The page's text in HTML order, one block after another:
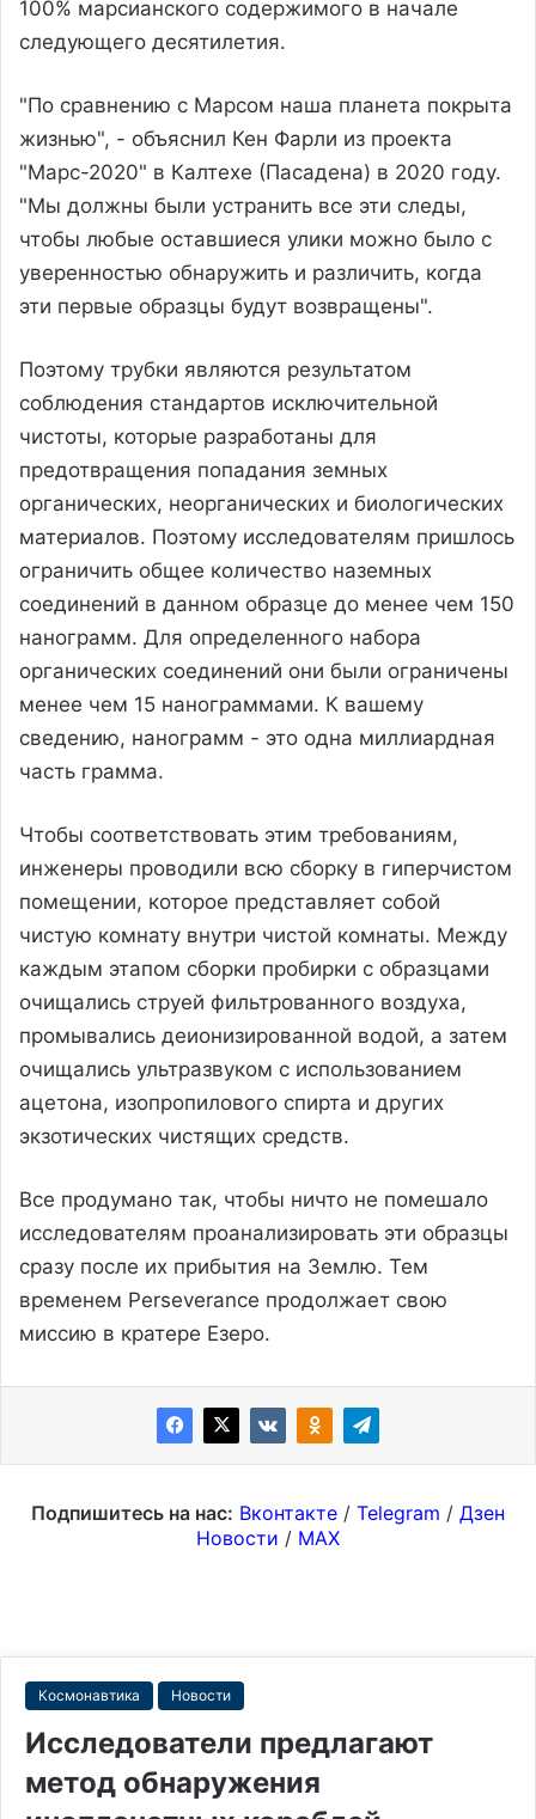
100% марсианского содержимого в начале
следующего десятилетия.
"По сравнению с Марсом наша планета покрыта
жизнью", - объяснил Кен Фарли из проекта
"Марс-2020" в Калтехе (Пасадена) в 2020 году.
"Мы должны были устранить все эти следы,
чтобы любые оставшиеся улики можно было с
уверенностью обнаружить и различить, когда
эти первые образцы будут возвращены".
Поэтому трубки являются результатом
соблюдения стандартов исключительной
чистоты, которые разработаны для
предотвращения попадания земных
органических, неорганических и биологических
материалов. Поэтому исследователям пришлось
ограничить общее количество наземных
соединений в данном образце до менее чем 150
нанограмм. Для определенного набора
органических соединений они были ограничены
менее чем 15 нанограммами. К вашему
сведению, нанограмм - это одна миллиардная
часть грамма.
Чтобы соответствовать этим требованиям,
инженеры проводили всю сборку в гиперчистом
помещении, которое представляет собой
чистую комнату внутри чистой комнаты. Между
каждым этапом сборки пробирки с образцами
очищались струей фильтрованного воздуха,
промывались деионизированной водой, а затем
очищались ультразвуком с использованием
ацетона, изопропилового спирта и других
экзотических чистящих средств.
Все продумано так, чтобы ничто не помешало
исследователям проанализировать эти образцы
сразу после их прибытия на Землю. Тем
временем Perseverance продолжает свою
миссию в кратере Езеро.
Подпишитесь на нас: Вконтакте / Telegram / Дзен
Новости / MAX